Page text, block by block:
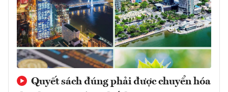
Quyết sách đúng phải được chuyển hóa